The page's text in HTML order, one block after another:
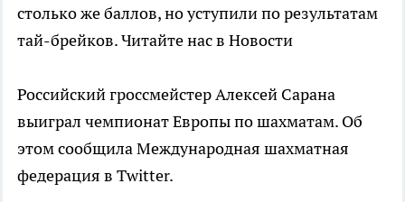
столько же баллов, но уступили по результатам
тай-брейков.Читайте нас в Новости
Российский гроссмейстер Алексей Сарана
выиграл чемпионат Европы по шахматам. Об
этом сообщила Международная шахматная
федерация в Twitter.